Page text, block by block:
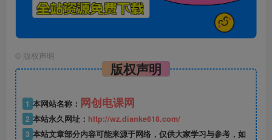
© 版权声明
版权声明
1 本网站名称： 网创电课网
2 本站永久网址： http://wz.dianke618.com/
3 本站文章部分内容可能来源于网络，仅供大家学习与参考，如